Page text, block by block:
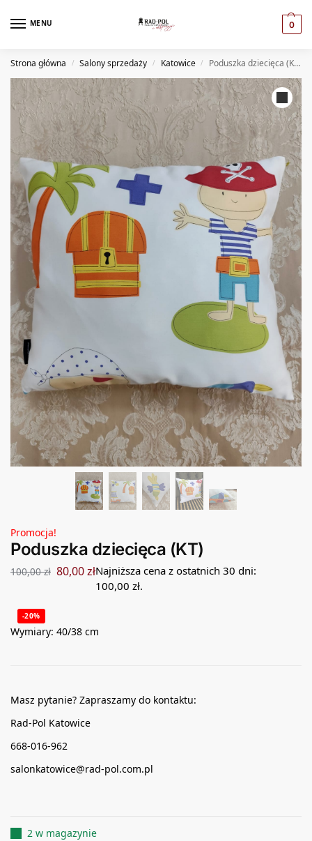
MENU 0
Strona główna / Salony sprzedaży / Katowice / Poduszka dziecięca (KT)
Promocja!
Poduszka dziecięca (KT)
100,00zł 80,00złNajniższa cena z ostatnich 30 dni:
100,00 zł.
-20%
Wymiary: 40/38 cm
Masz pytanie? Zapraszamy do kontaktu:
Rad-Pol Katowice
668-016-962
salonkatowice@rad-pol.com.pl
2 w magazynie